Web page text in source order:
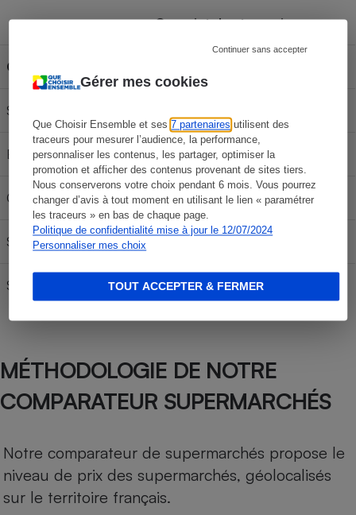
Gérer mes cookies
Que Choisir Ensemble et ses7 partenaires utilisent des
traceurs pour mesurer l’audience, la performance,
personnaliser les contenus, les partager, optimiser la
promotion et afficher des contenus provenant de sites tiers.
Nous conserverons votre choix pendant 6 mois. Vous pourrez
changer d’avis à tout moment en utilisant le lien « paramétrer
les traceurs » en bas de chaque page.
Politique de confidentialité mise à jour le 12/07/2024
Personnaliser mes choix
Continuer sans accepter
TOUT ACCEPTER & FERMER
Capacité du réservoir
Carburant
SP 95-E10
E85 25,71 € 42,85 € 59,99 €
Gazole 62,70 € 104,50 € 146,30 €
SP95 57,84 € 96,40 €
SP 98 59,10 € 98,50 €
MÉTHODOLOGIE DE NOTRE
COMPARATEUR SUPERMARCHÉS
Notre comparateur de supermarchés propose le
niveau de prix des supermarchés, géolocalisés
sur le territoire français.